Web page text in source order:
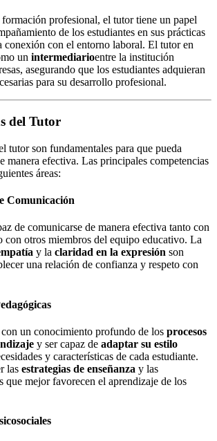
profesional, el tutor tiene un papel
de los estudiantes en sus prácticas
conexión con el entorno laboral. El tutor en
un intermediarioentre la institución
asegurando que los estudiantes adquieran
para su desarrollo profesional.
del Tutor
tutor son fundamentales para que pueda
manera efectiva. Las principales competencias
áreas:
Comunicación
de comunicarse de manera efectiva tanto con
con otros miembros del equipo educativo. La
y la claridad en la expresión son
una relación de confianza y respeto con
un conocimiento profundo de los procesos
y ser capaz de adaptar su estilo
y características de cada estudiante.
las estrategias de enseñanza y las
que mejor favorecen el aprendizaje de los